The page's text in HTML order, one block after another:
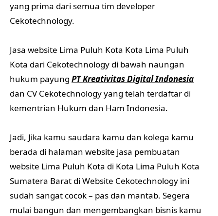
yang prima dari semua tim developer
Cekotechnology.
Jasa website Lima Puluh Kota Kota Lima Puluh
Kota dari Cekotechnology di bawah naungan
hukum payung PT Kreativitas Digital Indonesia
dan CV Cekotechnology yang telah terdaftar di
kementrian Hukum dan Ham Indonesia.
Jadi, Jika kamu saudara kamu dan kolega kamu
berada di halaman website jasa pembuatan
website Lima Puluh Kota di Kota Lima Puluh Kota
Sumatera Barat di Website Cekotechnology ini
sudah sangat cocok – pas dan mantab. Segera
mulai bangun dan mengembangkan bisnis kamu